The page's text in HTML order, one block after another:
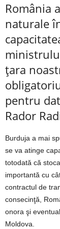
România
naturale
ţara
pentru
Rador
Burduja a mai
se va atinge
totodată că
importantă cu
contractul de
consecinţă,
onora şi
Moldova.